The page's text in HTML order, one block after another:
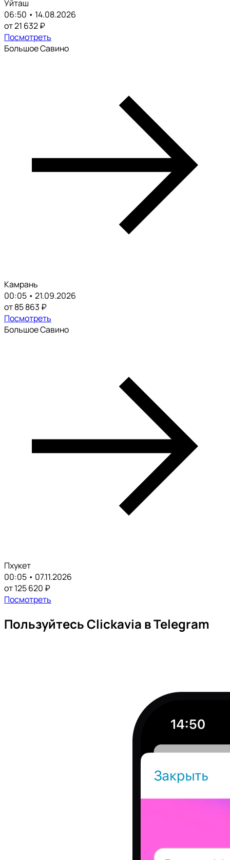
Уйташ
06:50 • 14.08.2026
от 21 632 ₽
Посмотреть
Большое Савино
Камрань
00:05 • 21.09.2026
от 85 863 ₽
Посмотреть
Большое Савино
Пхукет
00:05 • 07.11.2026
от 125 620 ₽
Посмотреть
Пользуйтесь Clickavia в Telegram